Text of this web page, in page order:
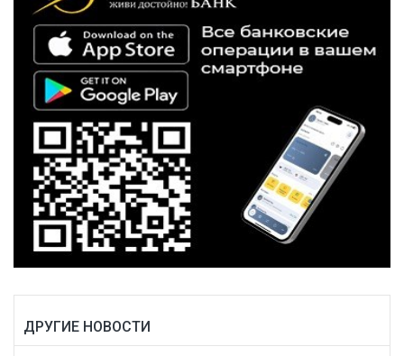
ДРУГИЕ НОВОСТИ